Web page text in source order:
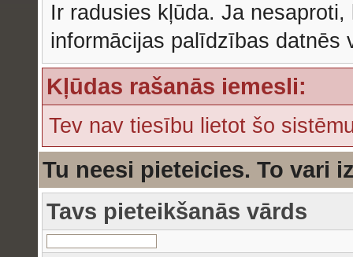
Ir radusies kļūda. Ja
informācijas palīdzības datnēs
Kļūdas rašanās iemesli:
Tev nav tiesību lietot šo
Tu neesi pieteicies. To vari
Tavs pieteikšanās vārds